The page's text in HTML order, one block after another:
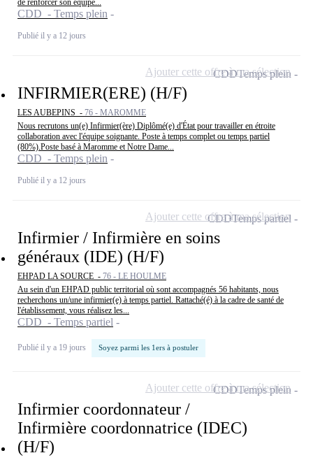
de renforcer son équipe...
CDD - Temps plein
Publié il y a 12 jours
INFIRMIER(ERE) (H/F)
LES AUBEPINS - 76 - MAROMME
Nous recrutons un(e) Infirmier(ère) Diplômé(e) d'État pour travailler en étroite
collaboration avec l'équipe soignante. Poste à temps complet ou temps partiel
(80%).Poste basé à Maromme et Notre Dame...
CDD - Temps plein
Publié il y a 12 jours
CDDTemps plein
Ajouter cette offre à ma sélection
Infirmier / Infirmière en soins
généraux (IDE) (H/F)
EHPAD LA SOURCE - 76 - LE HOULME
Au sein d'un EHPAD public territorial où sont accompagnés 56 habitants, nous
recherchons un/une infirmier(e) à temps partiel. Rattaché(é) à la cadre de santé de
l'établissement, vous réalisez les...
CDD - Temps partiel
Publié il y a 19 jours Soyez parmi les 1ers à postuler
CDDTemps partiel
Ajouter cette offre à ma sélection
Infirmier coordonnateur /
Infirmière coordonnatrice (IDEC)
(H/F)
CDDTemps plein
Ajouter cette offre à ma sélection